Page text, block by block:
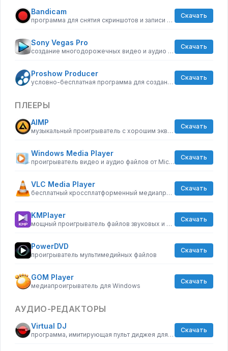
Bandicam
программа для снятия скриншотов и записи видео с экрана
Скачать
Sony Vegas Pro
создание многодорожечных видео и аудио записей
Скачать
Proshow Producer
условно-бесплатная программа для создания слайд-шоу
Скачать
ПЛЕЕРЫ
AIMP
музыкальный проигрыватель с хорошим эквалайзером
Скачать
Windows Media Player
проигрыватель видео и аудио файлов от Microsoft
Скачать
VLC Media Player
бесплатный кроссплатформенный медиапроигрыватель
Скачать
KMPlayer
мощный проигрыватель файлов звуковых и видеоформатов
Скачать
PowerDVD
проигрыватель мультимедийных файлов
Скачать
GOM Player
медиапроигрыватель для Windows
Скачать
АУДИО-РЕДАКТОРЫ
Virtual DJ
программа, имитирующая пульт диджея для микширования музыки
Скачать